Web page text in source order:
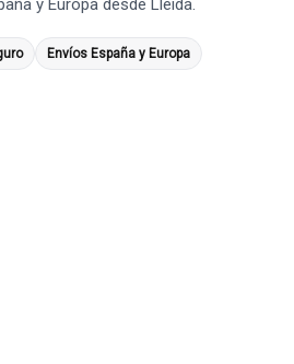
y Europa desde Lleida.
Envíos España y Europa